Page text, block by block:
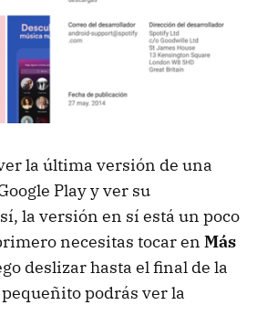
la última versión de una
Play y ver su
la versión en sí está un poco
necesitas tocar en Más
deslizar hasta el final de la
podrás ver la